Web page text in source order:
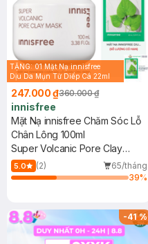
TẶNG: 01 Mặt Nạ innisfree
Dịu Da Mụn Từ Diếp Cá 22ml
247.000 ₫360.000 ₫
innisfree
Mặt Nạ innisfree Chăm Sóc Lỗ
Chân Lông 100ml
Super Volcanic Pore Clay
Mask
5.0 (2)
65/tháng
39%
-41%